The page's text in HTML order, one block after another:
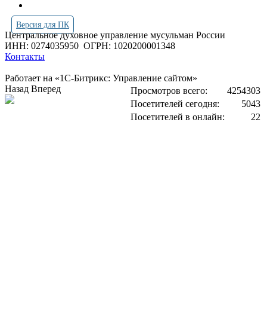
Версия для ПК
Центральное духовное управление мусульман России
ИНН: 0274035950 ОГРН: 1020200001348
Контакты
Работает на «1С-Битрикс: Управление сайтом»
Просмотров всего:
4254303
Посетителей сегодня:
5043
Посетителей в онлайн:
22
Назад Вперед